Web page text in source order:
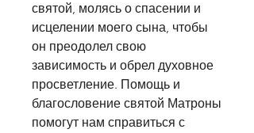
святой, молясь о спасении и
исцелении моего сына, чтобы
он преодолел свою
зависимость и обрел духовное
просветление. Помощь и
благословение святой Матроны
помогут нам справиться с